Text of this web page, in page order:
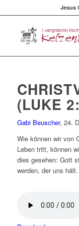
Jesus
(LUKE
Gabi Beuscher, 24.
Wie können wir von
Leben tritt, können
dies gesehen: Gott
werden, der uns hält.